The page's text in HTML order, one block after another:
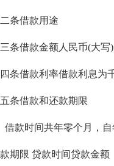
条借款用途
条借款金额人民币(大写)
条借款利率借款利息为
条借款和还款期限
借款时间共年零个月，
期限 贷款时间贷款金额